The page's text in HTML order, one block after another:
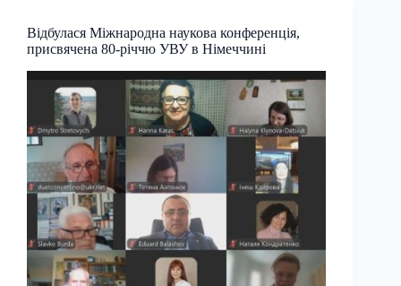
Відбулася Міжнародна наукова конференція,
присвячена 80-річчю УВУ в Німеччині